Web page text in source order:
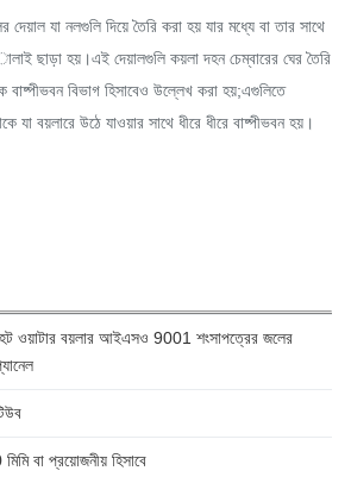
দেয়াল যা নলগুলি দিয়ে তৈরি করা হয় যার মধ্যে বা তার সাথে
ছাড়া হয়।এই দেয়ালগুলি কয়লা দহন চেম্বারের ঘের তৈরি
বাষ্পীভবন বিভাগ হিসাবেও উল্লেখ করা হয়;এগুলিতে
বয়লারে উঠে যাওয়ার সাথে ধীরে ধীরে বাষ্পীভবন হয়।
ওয়াটার বয়লার আইএসও 9001 শংসাপত্রের জলের
বা প্রয়োজনীয় হিসাবে